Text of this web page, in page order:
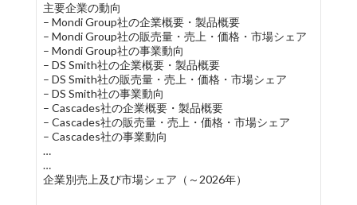
主要企業の動向
– Mondi Group社の企業概要・製品概要
– Mondi Group社の販売量・売上・価格・市場シェア
– Mondi Group社の事業動向
– DS Smith社の企業概要・製品概要
– DS Smith社の販売量・売上・価格・市場シェア
– DS Smith社の事業動向
– Cascades社の企業概要・製品概要
– Cascades社の販売量・売上・価格・市場シェア
– Cascades社の事業動向
…
…
企業別売上及び市場シェア（～2026年）